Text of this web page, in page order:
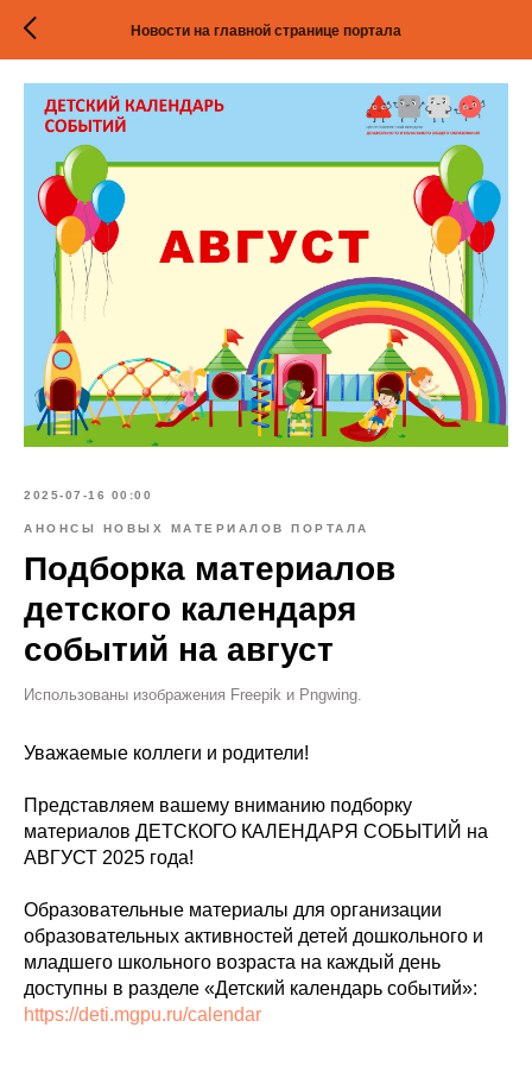
Новости на главной странице портала
2025-07-16 00:00
АНОНСЫ НОВЫХ МАТЕРИАЛОВ ПОРТАЛА
Подборка материалов
детского календаря
событий на август
Использованы изображения Freepik и Pngwing.
Уважаемые коллеги и родители!
Представляем вашему вниманию подборку
материалов ДЕТСКОГО КАЛЕНДАРЯ СОБЫТИЙ на
АВГУСТ 2025 года!
Образовательные материалы для организации
образовательных активностей детей дошкольного и
младшего школьного возраста на каждый день
доступны в разделе «Детский календарь событий»:
https://deti.mgpu.ru/calendar